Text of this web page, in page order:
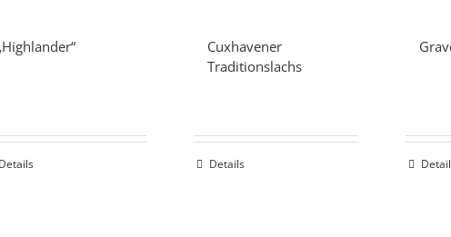
Details
Cuxhavener
Traditionslachs
Details